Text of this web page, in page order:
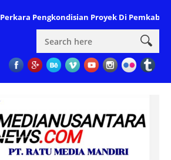
Perkara Pengkondisian Proyek Di Pemkab